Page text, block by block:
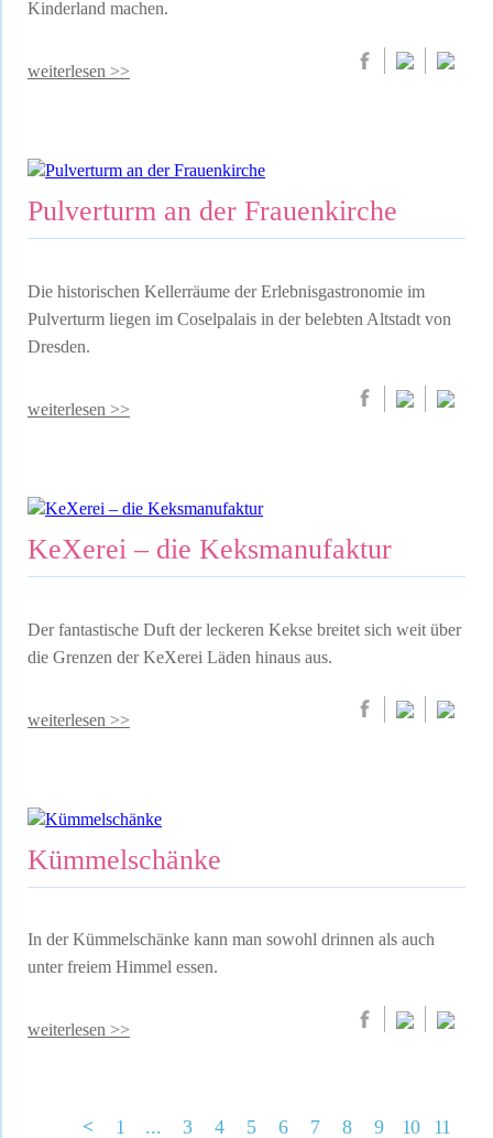
Kinderland machen.
weiterlesen >>
Pulverturm an der Frauenkirche
Die historischen Kellerräume der Erlebnisgastronomie im
Pulverturm liegen im Coselpalais in der belebten Altstadt von
Dresden.
weiterlesen >>
KeXerei – die Keksmanufaktur
Der fantastische Duft der leckeren Kekse breitet sich weit über
die Grenzen der KeXerei Läden hinaus aus.
weiterlesen >>
Kümmelschänke
In der Kümmelschänke kann man sowohl drinnen als auch
unter freiem Himmel essen.
weiterlesen >>
< 1 ... 3 4 5 6 7 8 9 10
11